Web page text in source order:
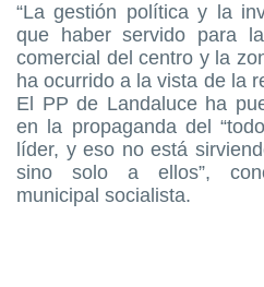
“La gestión política y la
que haber servido para
comercial del centro y la
ha ocurrido a la vista de la
El PP de Landaluce ha
en la propaganda del
líder, y eso no está
sino solo a ellos”,
municipal socialista.